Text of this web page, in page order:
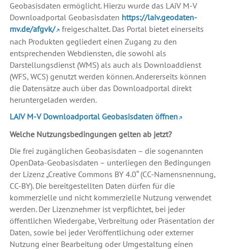
Geobasisdaten ermöglicht. Hierzu wurde das LAiV M-V
Downloadportal Geobasisdaten https://laiv.geodaten-
mv.de/afgvk/
freigeschaltet. Das Portal bietet einerseits
nach Produkten gegliedert einen Zugang zu den
entsprechenden Webdiensten, die sowohl als
Darstellungsdienst (WMS) als auch als Downloaddienst
(WFS, WCS) genutzt werden können. Andererseits können
die Datensätze auch über das Downloadportal direkt
heruntergeladen werden.
LAiV M-V Downloadportal Geobasisdaten öffnen
Welche Nutzungsbedingungen gelten ab jetzt?
Die frei zugänglichen Geobasisdaten – die sogenannten
OpenData-Geobasisdaten – unterliegen den Bedingungen
der Lizenz „Creative Commons BY 4.0“ (CC-Namensnennung,
CC-BY). Die bereitgestellten Daten dürfen für die
kommerzielle und nicht kommerzielle Nutzung verwendet
werden. Der Lizenznehmer ist verpflichtet, bei jeder
öffentlichen Wiedergabe, Verbreitung oder Präsentation der
Daten, sowie bei jeder Veröffentlichung oder externer
Nutzung einer Bearbeitung oder Umgestaltung einen